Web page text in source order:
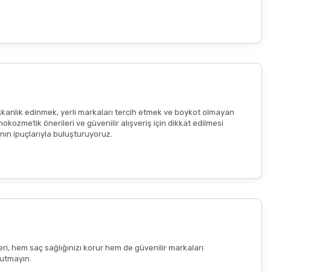
alerjik reaksiyonveyaciltte kızarıklıkolup olmadığının
edinmek, yerli markaları tercih etmek ve boykot olmayan
önerileri ve güvenilir alışveriş için dikkat edilmesi
ipuçlarıyla buluşturuyoruz.
saç sağlığınızı korur hem de güvenilir markaları